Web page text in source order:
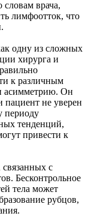
врача,
лимфоотток, что
одну из сложных
хирурга и
к различным
асимметрию. Он
пациент не уверен
периоду
тенденций,
привести к
с
Бесконтрольное
тела может
рубцов,